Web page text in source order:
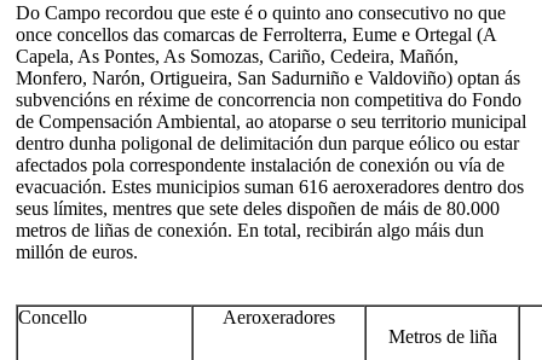
Do Campo recordou que este é o quinto ano consecutivo no que
once concellos das comarcas de Ferrolterra, Eume e Ortegal (A
Capela, As Pontes, As Somozas, Cariño, Cedeira, Mañón,
Monfero, Narón, Ortigueira, San Sadurniño e Valdoviño) optan ás
subvencións en réxime de concorrencia non competitiva do Fondo
de Compensación Ambiental, ao atoparse o seu territorio municipal
dentro dunha poligonal de delimitación dun parque eólico ou estar
afectados pola correspondente instalación de conexión ou vía de
evacuación. Estes municipios suman 616 aeroxeradores dentro dos
seus límites, mentres que sete deles dispoñen de máis de 80.000
metros de liñas de conexión. En total, recibirán algo máis dun
millón de euros.
Concello
Aeroxeradores
Metros de liña